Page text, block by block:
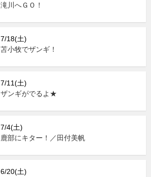
滝川へＧＯ！
7/18(土)
苫小牧でザンギ！
7/11(土)
ザンギがでるよ★
7/4(土)
鹿部にキター！／田付美帆
6/20(土)